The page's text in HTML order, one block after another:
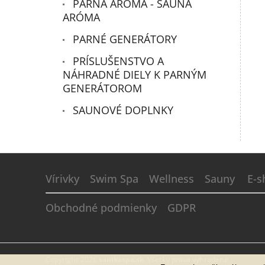
PARNÁ ARÓMA - SAUNA
ARÓMA
PARNÉ GENERÁTORY
PRÍSLUŠENSTVO A
NÁHRADNÉ DIELY K PARNÝM
GENERÁTOROM
SAUNOVÉ DOPLNKY
Vírivky Swim Spa Wellness Sauny E-
Obchodné podmienky GDPR